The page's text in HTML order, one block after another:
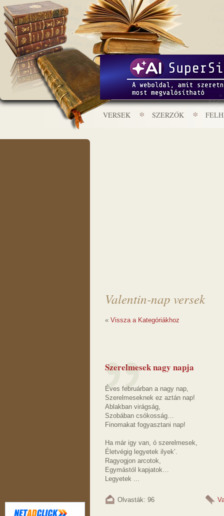
VERSEK SZERZŐK
Valentin-nap versek
« Vissza a Kategóriákhoz
Szerelmesek nagy napja
Éves februárban a nagy nap,
Szerelmeseknek ez aztán nap!
Ablakban virágság,
Szobában csókosság…
Finomakat fogyasztani nap!
Ha már igy van, ó szerelmesek,
Életvégig legyetek ilyek’.
Ragyogjon arcotok,
Egymástól kapjatok…
Legyetek ...
Olvasták: 96